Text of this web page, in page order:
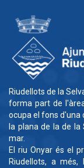
Riudellots de la
forma part de
ocupa el fons d'una
la plana de la de
mar.
El riu Onyar és el
Riudellots, a